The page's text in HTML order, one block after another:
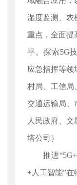
湿度监测、农
重点，全面提
平。探索5G
应急指挥等领
村局、工信局
交通运输局、
人民政府、
塔公司）
推进
+人工智能”在